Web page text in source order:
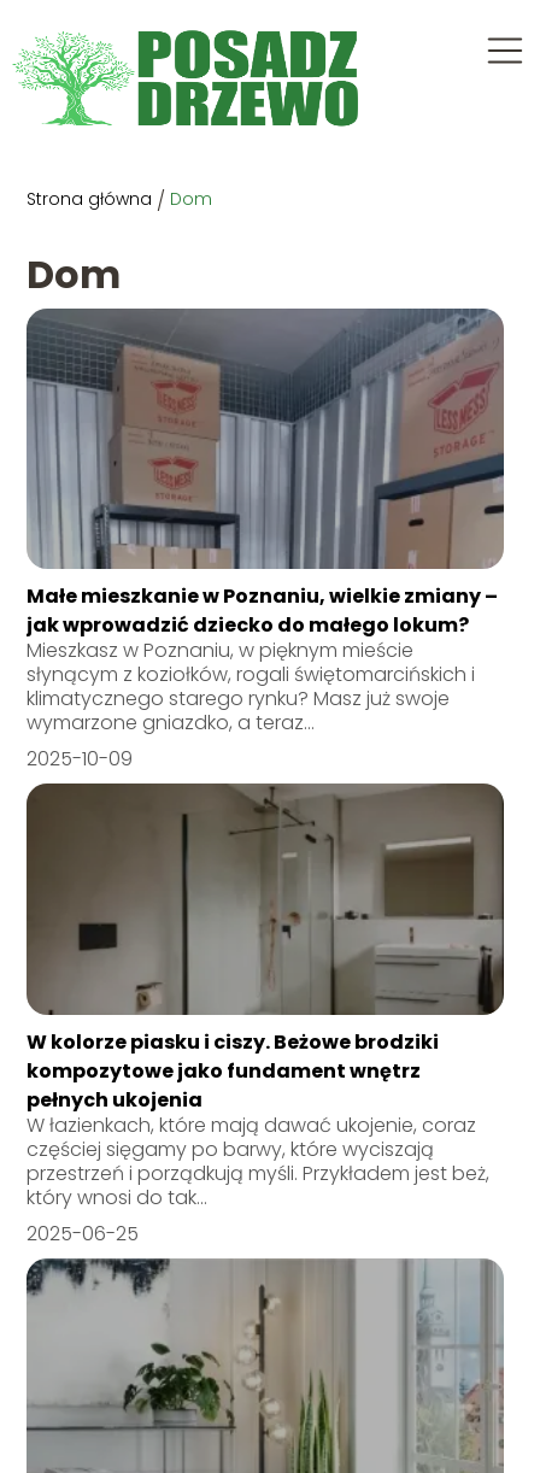
Strona główna / Dom
Dom
Małe mieszkanie w Poznaniu, wielkie zmiany –
jak wprowadzić dziecko do małego lokum?
Mieszkasz w Poznaniu, w pięknym mieście
słynącym z koziołków, rogali świętomarcińskich i
klimatycznego starego rynku? Masz już swoje
wymarzone gniazdko, a teraz...
2025-10-09
W kolorze piasku i ciszy. Beżowe brodziki
kompozytowe jako fundament wnętrz
pełnych ukojenia
W łazienkach, które mają dawać ukojenie, coraz
częściej sięgamy po barwy, które wyciszają
przestrzeń i porządkują myśli. Przykładem jest beż,
który wnosi do tak...
2025-06-25